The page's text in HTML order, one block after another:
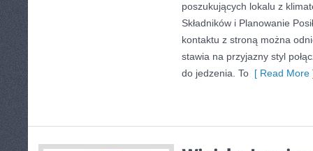
poszukujących lokalu z
Składników i Planowanie
kontaktu z stroną można
stawia na przyjazny styl
do jedzenia. To [ Read More